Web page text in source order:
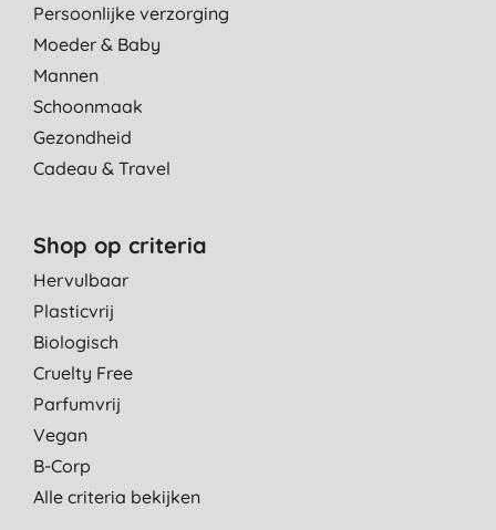
Persoonlijke verzorging
Moeder & Baby
Mannen
Schoonmaak
Gezondheid
Cadeau & Travel
Shop op criteria
Hervulbaar
Plasticvrij
Biologisch
Cruelty Free
Parfumvrij
Vegan
B-Corp
Alle criteria bekijken